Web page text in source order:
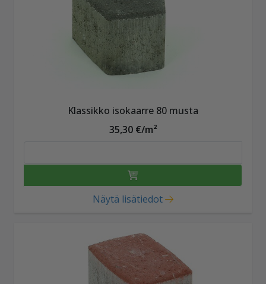
Klassikko isokaarre 80 musta
35,30 €/m²
Näytä lisätiedot